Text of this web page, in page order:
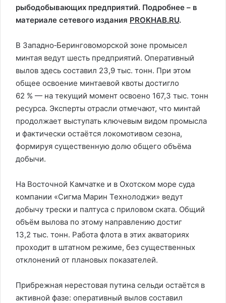
рыбодобывающих предприятий. Подробнее – в
материале сетевого издания PROKHAB.RU.
В Западно‑Беринговоморской зоне промысел
минтая ведут шесть предприятий. Оперативный
вылов здесь составил 23,9 тыс. тонн. При этом
общее освоение минтаевой квоты достигло
62 % — на текущий момент освоено 167,3 тыс. тонн
ресурса. Эксперты отрасли отмечают, что минтай
продолжает выступать ключевым видом промысла
и фактически остаётся локомотивом сезона,
формируя существенную долю общего объёма
добычи.
На Восточной Камчатке и в Охотском море суда
компании «Сигма Марин Технолоджи» ведут
добычу трески и палтуса с приловом ската. Общий
объём вылова по этому направлению достиг
13,2 тыс. тонн. Работа флота в этих акваториях
проходит в штатном режиме, без существенных
отклонений от плановых показателей.
Прибрежная нерестовая путина сельди остаётся в
активной фазе: оперативный вылов составил